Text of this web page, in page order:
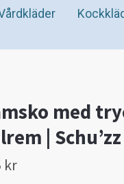
med
| Schu’zz
kr